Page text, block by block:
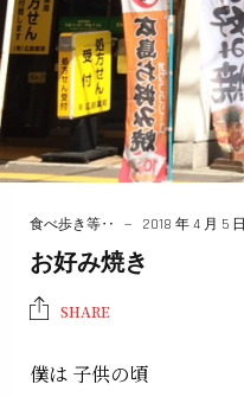
食べ歩き等‥ 2018 年 4 月 5 日
お好み焼き
SHARE
僕は 子供の頃